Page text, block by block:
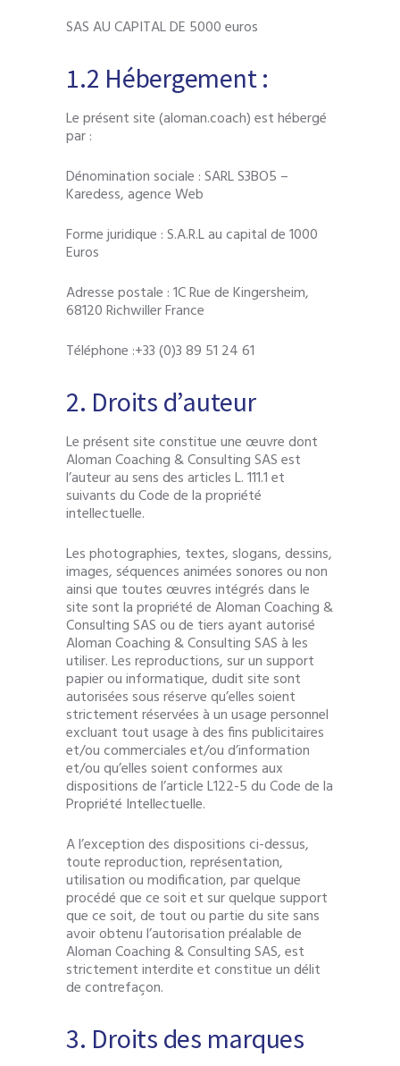
SAS AU CAPITAL DE 5000 euros
1.2 Hébergement :
Le présent site (aloman.coach) est hébergé
par :
Dénomination sociale : SARL S3BO5 –
Karedess, agence Web
Forme juridique : S.A.R.L au capital de 1000
Euros
Adresse postale : 1C Rue de Kingersheim,
68120 Richwiller France
Téléphone :+33 (0)3 89 51 24 61
2. Droits d’auteur
Le présent site constitue une œuvre dont
Aloman Coaching & Consulting SAS est
l’auteur au sens des articles L. 111.1 et
suivants du Code de la propriété
intellectuelle.
Les photographies, textes, slogans, dessins,
images, séquences animées sonores ou non
ainsi que toutes œuvres intégrés dans le
site sont la propriété de Aloman Coaching &
Consulting SAS ou de tiers ayant autorisé
Aloman Coaching & Consulting SAS à les
utiliser. Les reproductions, sur un support
papier ou informatique, dudit site sont
autorisées sous réserve qu’elles soient
strictement réservées à un usage personnel
excluant tout usage à des fins publicitaires
et/ou commerciales et/ou d’information
et/ou qu’elles soient conformes aux
dispositions de l’article L122-5 du Code de la
Propriété Intellectuelle.
A l’exception des dispositions ci-dessus,
toute reproduction, représentation,
utilisation ou modification, par quelque
procédé que ce soit et sur quelque support
que ce soit, de tout ou partie du site sans
avoir obtenu l’autorisation préalable de
Aloman Coaching & Consulting SAS, est
strictement interdite et constitue un délit
de contrefaçon.
3. Droits des marques